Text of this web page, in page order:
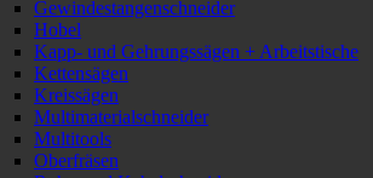
Gewindestangenschneider
Hobel
Kapp- und Gehrungssägen + Arbeitstische
Kettensägen
Kreissägen
Multimaterialschneider
Multitools
Oberfräsen